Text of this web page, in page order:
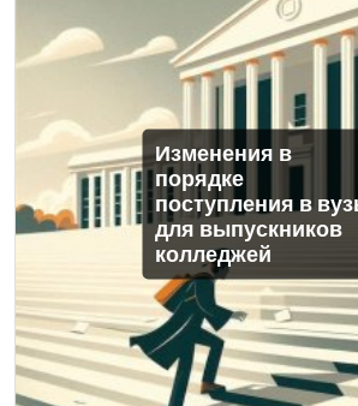
Изменения в
порядке
поступления в
для выпускников
колледжей